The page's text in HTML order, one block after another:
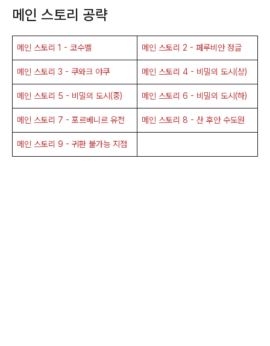
메인 스토리 공략
메인 스토리 1 - 코수멜 메인 스토리 2 - 페루비안 정글
메인 스토리 3 - 쿠와크 야쿠 메인 스토리 4 - 비밀의 도시(상)
메인 스토리 5 - 비밀의 도시(중) 메인 스토리 6 - 비밀의 도시(하)
메인 스토리 7 - 포르베니르 유전 메인 스토리 8 - 산 후안 수도원
메인 스토리 9 - 귀환 불가능 지점